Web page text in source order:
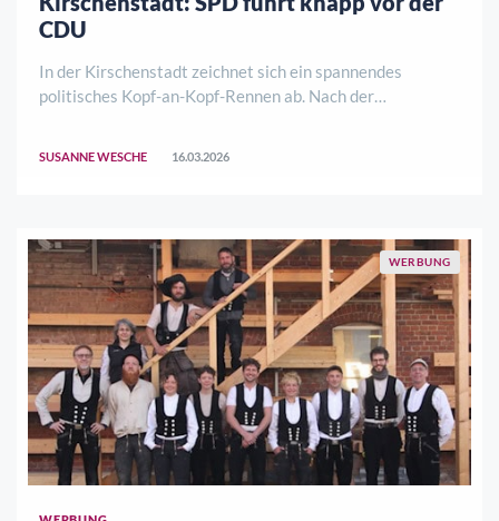
CDU
In der Kirschenstadt zeichnet sich ein spannendes
politisches Kopf-an-Kopf-Rennen ab. Nach der
SUSANNE WESCHE 16.03.2026
WERBUNG